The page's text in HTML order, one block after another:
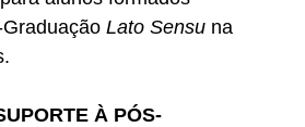
GraduaçãoLato Sensu na
À PÓS-